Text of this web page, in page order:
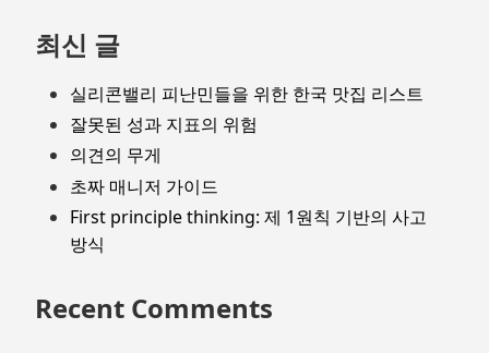
최신 글
실리콘밸리 피난민들을 위한 한국 맛집 리스트
잘못된 성과 지표의 위험
의견의 무게
초짜 매니저 가이드
First principle thinking: 제 1원칙 기반의 사고
방식
Recent Comments